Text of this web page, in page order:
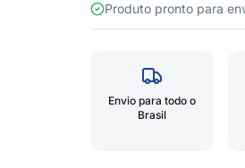
Produto pronto para
Envio para todo o
Brasil